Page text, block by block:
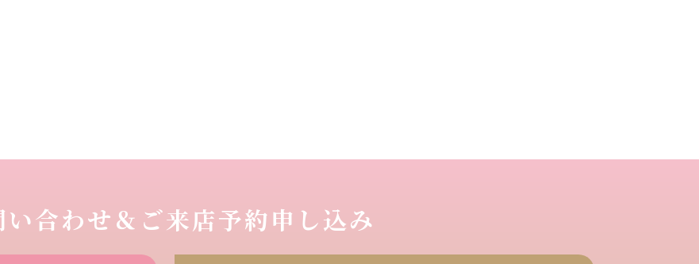
TION コレ
クション
日までの流れ
Q&A
い合わせ＆ ご来店予約申し込み